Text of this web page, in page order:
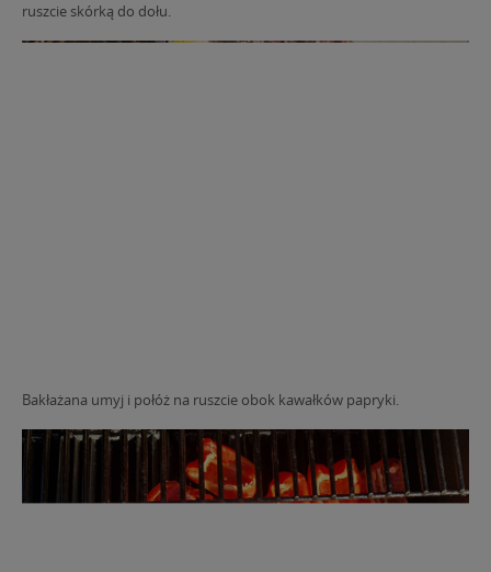
ruszcie skórką do dołu.
Bakłażana umyj i połóż na ruszcie obok kawałków papryki.